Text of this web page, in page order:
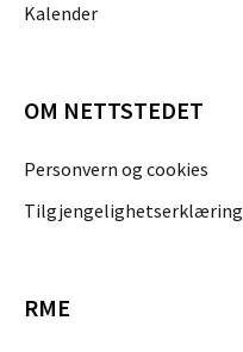
Kalender
OM NETTSTEDET
Personvern og cookies
Tilgjengelighetserklæring
RME